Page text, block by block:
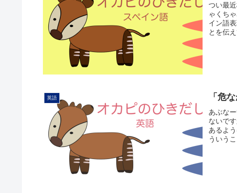
つい最
ゃくち
イン語
とを伝
英語 「危
あぶな
ないで
あるよ
ういう